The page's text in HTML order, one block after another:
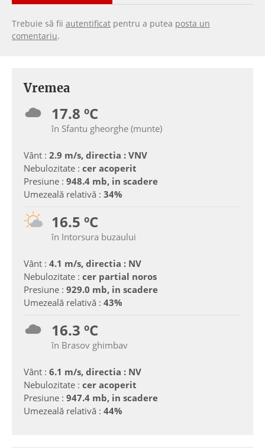
Trebuie să fii autentificat pentru a putea posta un
comentariu.
Vremea
17.8 ºC
în Sfantu gheorghe (munte)
Vânt : 2.9 m/s, directia : VNV
Nebulozitate : cer acoperit
Presiune : 948.4 mb, in scadere
Umezeală relativă : 34%
16.5 ºC
în Intorsura buzaului
Vânt : 4.1 m/s, directia : NV
Nebulozitate : cer partial noros
Presiune : 929.0 mb, in scadere
Umezeală relativă : 43%
16.3 ºC
în Brasov ghimbav
Vânt : 6.1 m/s, directia : NV
Nebulozitate : cer acoperit
Presiune : 947.4 mb, in scadere
Umezeală relativă : 44%